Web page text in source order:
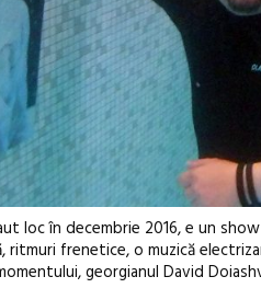
loc în decembrie 2016, e un
frenetice, o muzică
georgianul David